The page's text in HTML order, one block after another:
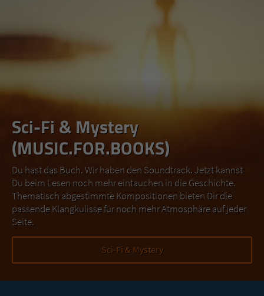
Sci-Fi & Mystery
(MUSIC.FOR.BOOKS)
Du hast das Buch. Wir haben den Soundtrack. Jetzt kannst
Du beim Lesen noch mehr eintauchen in die Geschichte.
Thematisch abgestimmte Kompositionen bieten Dir die
passende Klangkulisse für noch mehr Atmosphäre auf jeder
Seite.
Sci-Fi & Mystery